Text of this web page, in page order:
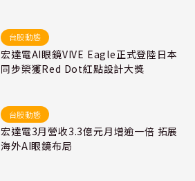
台股動態
宏達電AI眼鏡VIVE Eagle正式登陸日本
同步榮獲Red Dot紅點設計大獎
台股動態
宏達電3月營收3.3億元月增逾一倍 拓展
海外AI眼鏡布局